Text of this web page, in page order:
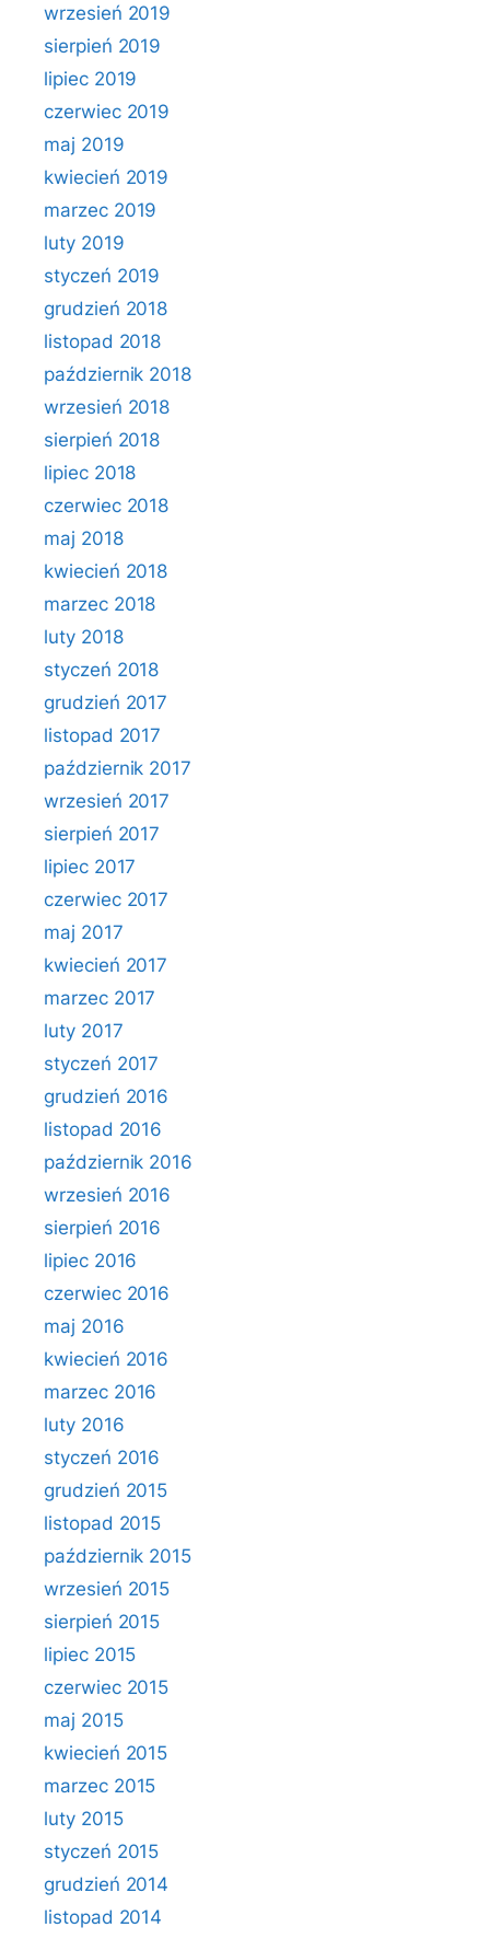
wrzesień 2019
sierpień 2019
lipiec 2019
czerwiec 2019
maj 2019
kwiecień 2019
marzec 2019
luty 2019
styczeń 2019
grudzień 2018
listopad 2018
październik 2018
wrzesień 2018
sierpień 2018
lipiec 2018
czerwiec 2018
maj 2018
kwiecień 2018
marzec 2018
luty 2018
styczeń 2018
grudzień 2017
listopad 2017
październik 2017
wrzesień 2017
sierpień 2017
lipiec 2017
czerwiec 2017
maj 2017
kwiecień 2017
marzec 2017
luty 2017
styczeń 2017
grudzień 2016
listopad 2016
październik 2016
wrzesień 2016
sierpień 2016
lipiec 2016
czerwiec 2016
maj 2016
kwiecień 2016
marzec 2016
luty 2016
styczeń 2016
grudzień 2015
listopad 2015
październik 2015
wrzesień 2015
sierpień 2015
lipiec 2015
czerwiec 2015
maj 2015
kwiecień 2015
marzec 2015
luty 2015
styczeń 2015
grudzień 2014
listopad 2014